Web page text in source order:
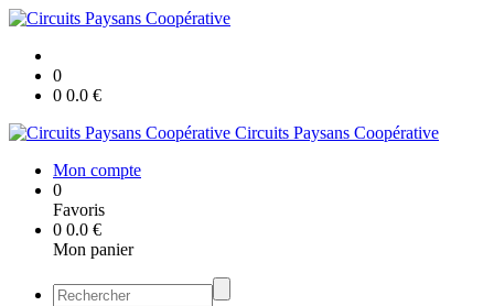
0
0 0.0 €
Circuits Paysans Coopérative
Mon compte
0
Favoris
0 0.0 €
Mon panier